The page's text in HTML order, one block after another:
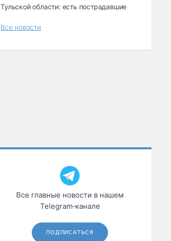
Тульской области: есть пострадавшие
Все новости
Все главные новости в нашем
Telegram‑канале
ПОДПИСАТЬСЯ